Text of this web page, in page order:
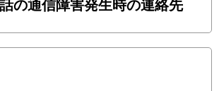
の通信障害発生時の連絡先